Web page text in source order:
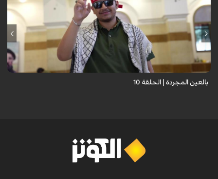
برنامج "بالعين المجردة" هو توثيق إنسانيٌّ شجاعٌ للحياة تحت وطأة الحرب،
حيث نستمع فيه إلى شهاداتٍ حيّةٍ لأشخاص عايشوا التفجيرات والدمار، فنرى
بعيونهم ت...
بالعين المجردة | الحلقة 10